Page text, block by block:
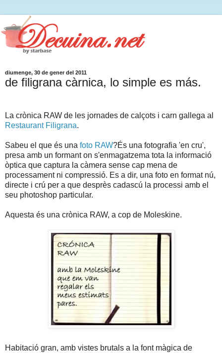
diumenge, 30 de gener del 2011
de filigrana càrnica, lo simple es más.
La crònica RAW de les jornades de calçots i carn gallega al
Restaurant Filigrana.
Sabeu el que és una foto RAW?És una fotografia 'en cru',
presa amb un formant on s'enmagatzema tota la informació
òptica que captura la càmera sense cap mena de
processament ni compressió. Es a dir, una foto en format nú,
directe i crú per a que desprès cadascú la processi amb el
seu photoshop particular.
Aquesta és una crònica RAW, a cop de Moleskine.
Habitació gran, amb vistes brutals a la font màgica de